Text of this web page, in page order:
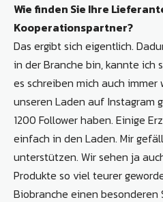
Wie finden Sie Ihre
Kooperationspartner?
Das ergibt sich eigentlich.
in der Branche bin, kannte ich
es schreiben mich auch immer
unseren Laden auf Instagram
1200 Follower haben. Einige
einfach in den Laden. Mir
unterstützen. Wir sehen ja
Produkte so viel teurer
Biobranche einen besonderen